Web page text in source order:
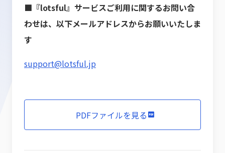
■『lotsful』サービスご利用に関するお問い合
わせは、以下メールアドレスからお願いいたしま
す
support@lotsful.jp
PDFファイルを見る